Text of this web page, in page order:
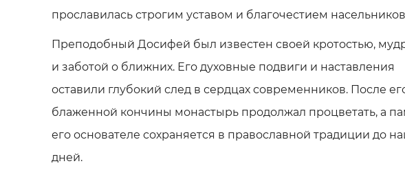
прославилась строгим уставом и благочестием
Преподобный Досифей был известен своей кротостью,
и заботой о ближних. Его духовные подвиги и наставления
оставили глубокий след в сердцах современников. После
блаженной кончины монастырь продолжал процветать, а
его основателе сохраняется в православной традиции до
дней.